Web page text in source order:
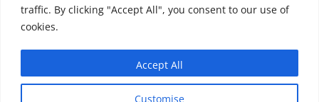
traffic. By clicking "Accept All", you consent to our use of
cookies.
Customise
Accept All
Copyright © 2025 Biopianeta.it proprietà di Jws Media
Questo blog non è una testata giornalistica, in quanto
viene aggiornato senza alcuna periodicità. Non può
pertanto considerarsi un prodotto editoriale ai sensi